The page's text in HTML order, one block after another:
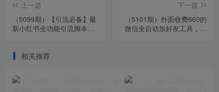
上一篇
（5099期）【引流必备】最
新小红书全功能引流脚本，
下一篇
（5101期）外面收费660的
微信全自动加好友工具，解
相关推荐